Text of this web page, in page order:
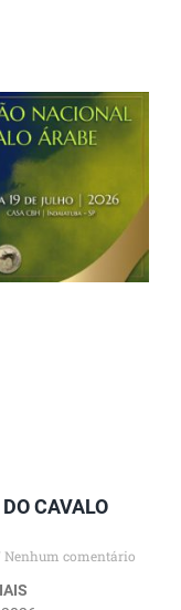
CAVALO
Nenhum comentário